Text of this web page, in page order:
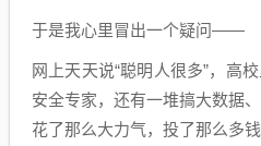
于是我心里冒出一个疑问——
网上天天说“聪明人很多”，高
安全专家，还有一堆搞大数据
花了那么大力气，投了那么多